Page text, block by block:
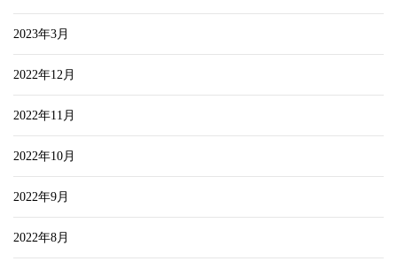
2023年3月
2022年12月
2022年11月
2022年10月
2022年9月
2022年8月